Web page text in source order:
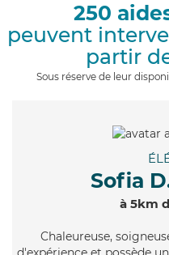
250
peuvent
partir
Sous réserve de leur
Sofia
à 5km
Chaleureuse,